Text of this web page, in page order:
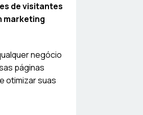
de visitantes
marketing
negócio
páginas
otimizar suas